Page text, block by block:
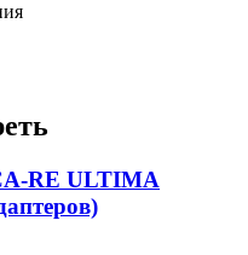
RE ULTIMA